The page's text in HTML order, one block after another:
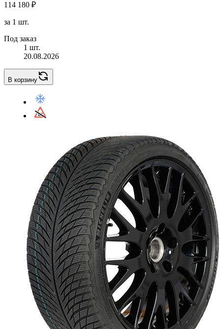
114 180 ₽
за 1 шт.
Под заказ
1 шт.
20.08.2026
В корзину